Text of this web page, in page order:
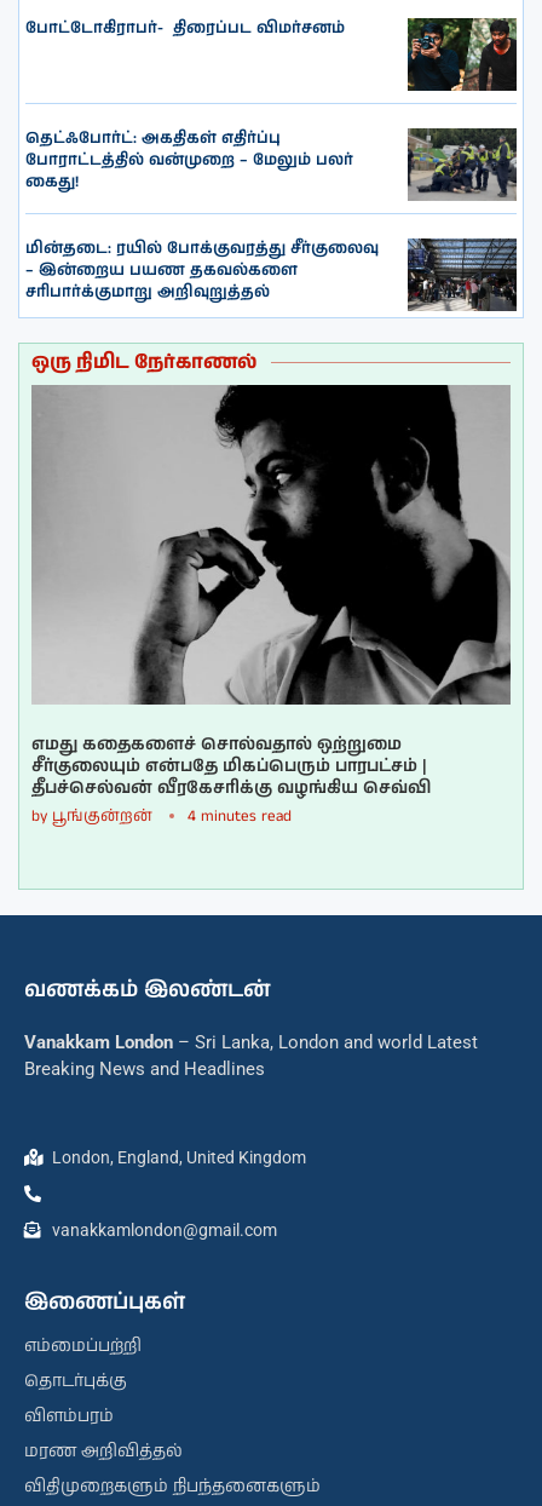
போட்டோகிராபர்- ‌ திரைப்பட விமர்சனம்
தெட்ஃபோர்ட்: அகதிகள் எதிர்ப்பு
போராட்டத்தில் வன்முறை – மேலும் பலர்
கைது!
மின்தடை: ரயில் போக்குவரத்து சீர்குலைவு
– இன்றைய பயண தகவல்களை
சரிபார்க்குமாறு அறிவுறுத்தல்
ஒரு நிமிட நேர்காணல்
எமது கதைகளைச் சொல்வதால் ஒற்றுமை
சீர்குலையும் என்பதே மிகப்பெரும் பாரபட்சம் |
தீபச்செல்வன் வீரகேசரிக்கு வழங்கிய செவ்வி
by பூங்குன்றன் 4 minutes read
வணக்கம் இலண்டன்
Vanakkam London – Sri Lanka, London and world Latest
Breaking News and Headlines
London, England, United Kingdom
vanakkamlondon@gmail.com
இணைப்புகள்
எம்மைப்பற்றி
தொடர்புக்கு
விளம்பரம்
மரண அறிவித்தல்
விதிமுறைகளும் நிபந்தனைகளும்